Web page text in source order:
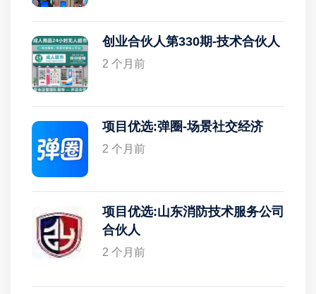
创业合伙人第330期-技术合伙人
2 个月前
项目优选:弹圈-场景社交经济
2 个月前
项目优选:山东消防技术服务公司
合伙人
2 个月前